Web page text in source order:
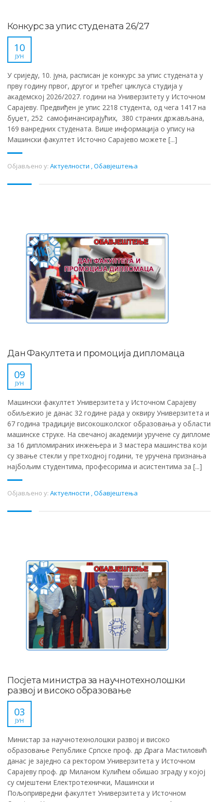
Конкурс за упис студената 26/27
10
ЈУН
У сриједу, 10. јуна, расписан је конкурс за упис студената у
прву годину првог, другог и трећег циклуса студија у
академској 2026/2027. години на Универзитету у Источном
Сарајеву. Предвиђен је упис 2218 студента, од чега 1417 на
буџет, 252 самофинансирајућих, 380 страних држављана,
169 ванредних студената. Више информација о упису на
Машински факултет Источно Сарајево можете [...]
Објављено у: Актуелности ,Обавјештења
Дан Факултета и промоција дипломаца
09
ЈУН
Машински факултет Универзитета у Источном Сарајеву
обиљежио је данас 32 године рада у оквиру Универзитета и
67 година традиције високошколског образовања у области
машинске струке. На свечаној академији уручене су дипломе
за 16 дипломираних инжењера и 3 мастера машинства који
су звање стекли у претходној години, те уручена признања
најбољим студентима, професорима и асистентима за [...]
Објављено у: Актуелности ,Обавјештења
Посјета министра за научнотехнолошки
развој и високо образовање
03
ЈУН
Министар за научнотехнолошки развој и високо
образовање Републике Српске проф. др Драга Мастиловић
данас је заједно са ректором Универзитета у Источном
Сарајеву проф. др Миланом Кулићем обишао зграду у којој
су смјештени Електротехнички, Машински и
Пољопривредни факултет Универзитета у Источном